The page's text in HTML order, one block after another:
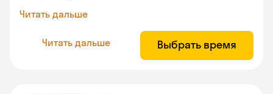
Читать дальше
Читать дальше Выбрать время